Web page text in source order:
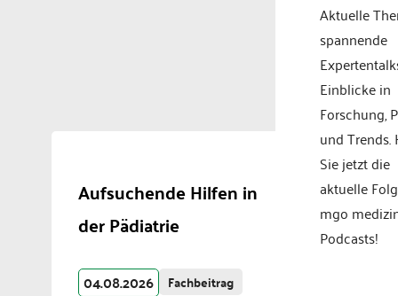
Aufsuchende Hilfen in
der Pädiatrie
04.08.2026 Fachbeitrag
Aktuelle
spannende
Einblicke in
Forschung,
und Trends.
Sie jetzt die
aktuelle
mgo
Podcasts!